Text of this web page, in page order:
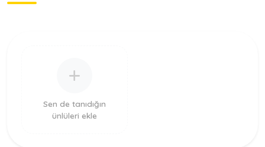
Sen de tanıdığın
ünlüleri ekle